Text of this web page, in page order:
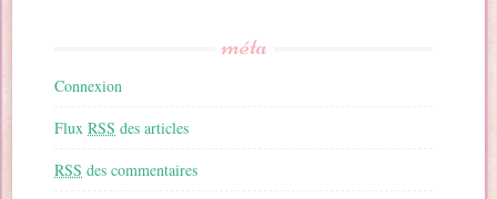
méta
Connexion
FluxRSS des articles
RSS des commentaires